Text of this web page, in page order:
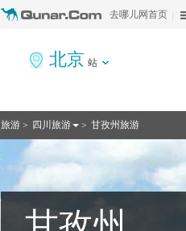
去哪儿网首页
北京 站
旅游 > 四川旅游 > 甘孜州旅游